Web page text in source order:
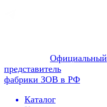
Официальный
представитель
фабрики ЗОВ в РФ
Каталог